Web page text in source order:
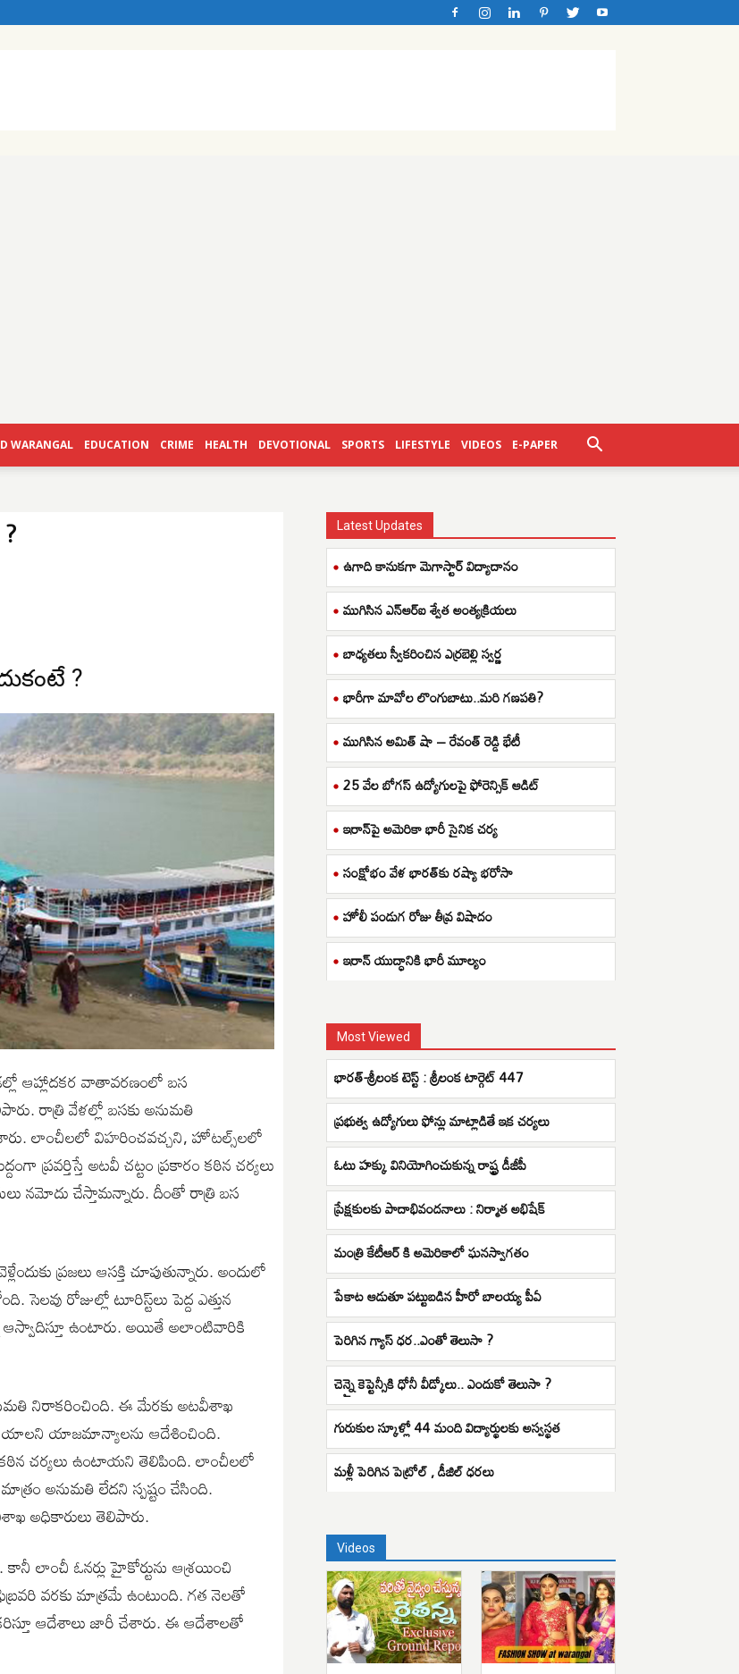
WARANGAL EDUCATION CRIME HEALTH DEVOTIONAL SPORTS LIFESTYLE VIDEOS E-PAPER
?
ఆహ్లాదకర వాతావరణంలో బస
రాత్రి వేళల్లో బసకు అనుమతి
లాంచీలలో విహరించవచ్చని, హోటల్స్‌లలో
ప్రవర్తిస్తే అటవీ చట్టం ప్రకారం కఠిన చర్యలు
నమోదు చేస్తామన్నారు. దీంతో రాత్రి బస
ప్రజలు ఆసక్తి చూపుతున్నారు. అందులో
రోజుల్లో టూరిస్ట్‌లు పెద్ద ఎత్తున
ఆస్వాదిస్తూ ఉంటారు. అయితే అలాంటివారికి
నిరాకరించింది. ఈ మేరకు అటవీశాఖ
యాజమాన్యాలను ఆదేశించింది.
కఠిన చర్యలు ఉంటాయని తెలిపింది. లాంచీలలో
అనుమతి లేదని స్పష్టం చేసింది.
అధికారులు తెలిపారు.
లాంచీ ఓనర్లు హైకోర్టును ఆశ్రయించి
వరకు మాత్రమే ఉంటుంది. గత నెలతో
ఆదేశాలు జారీ చేశారు. ఈ ఆదేశాలతో
Latest Updates
ఉగాది కానుకగా మెగాస్టార్ విద్యాదానం
ముగిసిన ఎన్ఆర్ఐ శ్వేత అంత్యక్రియలు
బాధ్యతలు స్వీకరించిన ఎర్రబెల్లి స్వర్ణ
భారీగా మావోల లొంగుబాటు..మరి గణపతి?
ముగిసిన అమిత్ షా – రేవంత్ రెడ్డి భేటీ
25 వేల బోగస్ ఉద్యోగులపై ఫోరెన్సిక్ ఆడిట్
ఇరాన్‌పై అమెరికా భారీ సైనిక చర్య
సంక్షోభం వేళ భారత్‌కు రష్యా భరోసా
హోలీ పండుగ రోజు తీవ్ర విషాదం
ఇరాన్ యుద్ధానికి భారీ మూల్యం
Most Viewed
భారత్-శ్రీలంక టెస్ట్ : శ్రీలంక టార్గెట్ 447
ప్రభుత్వ ఉద్యోగులు ఫోన్లు మాట్లాడితే ఇక చర్యలు
ఓటు హక్కు వినియోగించుకున్న రాష్ట్ర డీజీపీ
ప్రేక్షకులకు పాదాభివందనాలు : నిర్మాత అభిషేక్
మంత్రి కేటీఆర్ కి అమెరికాలో ఘనస్వాగతం
పేకాట ఆడుతూ పట్టుబడిన హీరో బాలయ్య పీఏ
పెరిగిన గ్యాస్ ధర..ఎంతో తెలుసా ?
చెన్నై కెప్టెన్సీకి ధోనీ వీడ్కోలు.. ఎందుకో తెలుసా ?
గురుకుల స్కూళ్లో 44 మంది విద్యార్థులకు అస్వస్థత
మళ్లీ పెరిగిన పెట్రోల్ , డీజిల్ ధరలు
Videos